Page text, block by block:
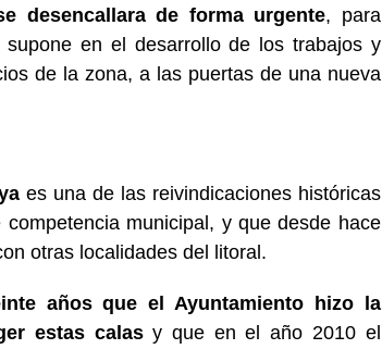
desencallara de forma urgente, para
en el desarrollo de los trabajos y
de la zona, a las puertas de una nueva
es una de las reivindicaciones históricas
municipal, y que desde hace
otras localidades del litoral.
años que el Ayuntamiento hizo la
estas calasy que en el año 2010 el